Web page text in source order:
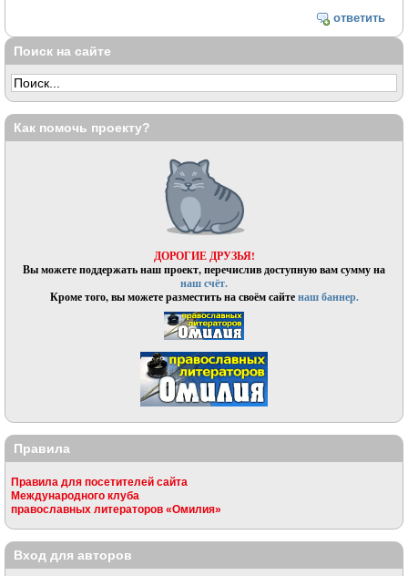
ответить
Поиск на сайте
Как помочь проекту?
ДОРОГИЕ ДРУЗЬЯ!
Вы можете поддержать наш проект, перечислив доступную вам сумму на
наш счёт.
Кроме того, вы можете разместить на своём сайтенаш баннер.
Правила
Правила для посетителей сайта
Международного клуба
православных литераторов «Омилия»
Вход для авторов